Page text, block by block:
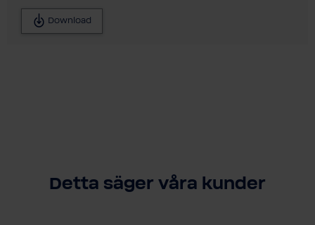
Download
Detta säger våra kunder